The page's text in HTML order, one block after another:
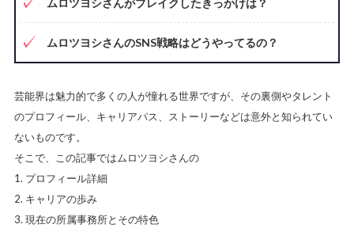
ムロツヨシさんのSNS戦略はどうやってるの？
芸能界は魅力的で多くの人が憧れる世界ですが、その裏側やタレント
のプロフィール、キャリアパス、ストーリーなどは意外と知られてい
ないものです。
そこで、この記事ではムロツヨシさんの
プロフィール詳細
キャリアの歩み
現在の所属事務所とその特色